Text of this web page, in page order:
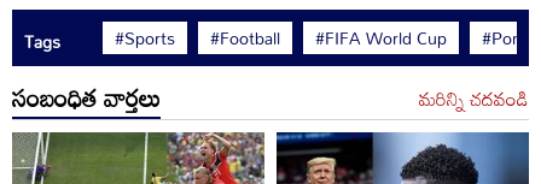
Tags #Sports #Football #FIFA World Cup
సంబంధిత వార్తలు మరిన్ని చదవండి